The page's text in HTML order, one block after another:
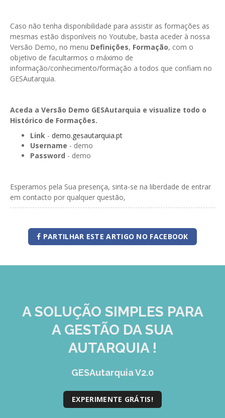
GESSIADAP III
GESToponímia
GESVencimento
Caso não tenha disponibilidade para assistir as formações as
mesmas estão disponíveis no Youtube, basta aceder à nossa
Versão Demo, no menu Definições, Formação, com o
objetivo de facultarmos o máximo de
informação/conhecimento/formação a todos que confiam no
GESAutarquia.
Aceda a Versão Demo GESAutarquia e visualize todo o
Histórico de Formações.
Link - demo.gesautarquia.pt
Username - demo
Password - demo
Esperamos pela Sua presença, sinta-se na liberdade de entrar
em contacto por qualquer questão,
PARTILHAR ESTE ARTIGO NO FACEBOOK
A SOLUÇÃO SIMPLES PARA
A GESTÃO DA SUA
AUTARQUIA !
GESAutarquia V2.0
EXPERIMENTE GRÁTIS!